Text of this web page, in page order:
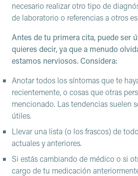
necesario realizar otro tipo de
de laboratorio o referencias a otros
Antes de tu primera cita, puede ser
quieres decir, ya que a menudo
estamos nerviosos. Considera:
Anotar todos los síntomas que te
recientemente, o cosas que otras
mencionado. Las tendencias suelen
útiles.
Llevar una lista (o los frascos) de
actuales y anteriores.
Si estás cambiando de médico o si
cargo de tu medicación